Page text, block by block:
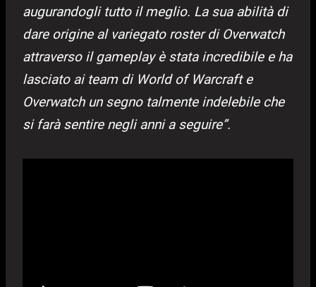
augurandogli tutto il meglio. La sua abilità di
dare origine al variegato roster di Overwatch
attraverso il gameplay è stata incredibile e ha
lasciato ai team di World of Warcraft e
Overwatch un segno talmente indelebile che
si farà sentire negli anni a seguire”.